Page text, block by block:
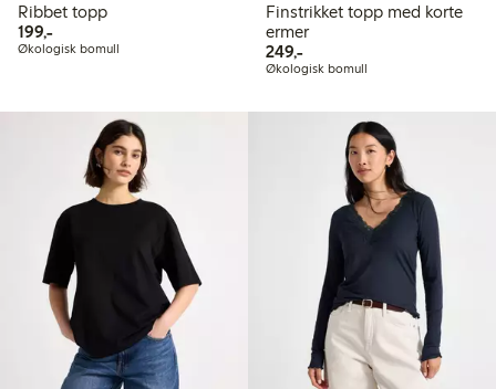
Ribbet topp
199,-199,00 kr
Økologisk bomull
Finstrikket topp med korte
ermer
249,-249,00 kr
Økologisk bomull